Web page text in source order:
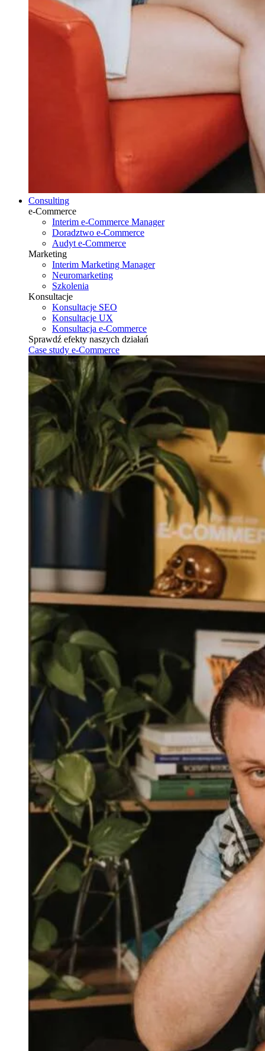
Consulting
e-Commerce
Interim e-Commerce Manager
Doradztwo e-Commerce
Audyt e-Commerce
Marketing
Interim Marketing Manager
Neuromarketing
Szkolenia
Konsultacje
Konsultacje SEO
Konsultacje UX
Konsultacja e-Commerce
Sprawdź efekty naszych działań
Case study e-Commerce